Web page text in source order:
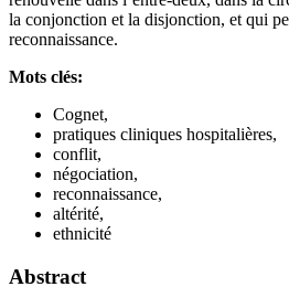
la conjonction et la disjonction, et qui
reconnaissance.
Mots clés:
Cognet,
pratiques cliniques hospitalières,
conflit,
négociation,
reconnaissance,
altérité,
ethnicité
Abstract